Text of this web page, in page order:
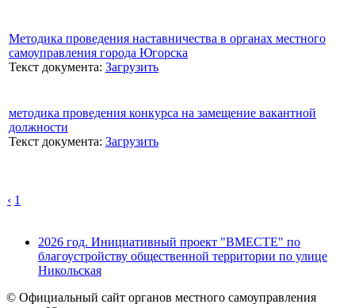
Методика проведения наставничества в органах местного
самоуправления города Югорска
Текст документа: Загрузить
методика проведения конкурса на замещение вакантной
должности
Текст документа: Загрузить
‹ 1
2026 год. Инициативный проект "ВМЕСТЕ" по
благоустройству общественной территории по улице
Никольская
© Официальный сайт органов местного самоуправления